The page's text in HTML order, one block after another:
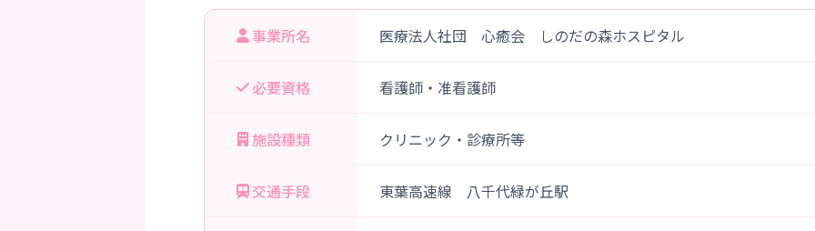
事業所名 医療法人社団 心癒会 しのだの森ホスピタル
必要資格 看護師・准看護師
施設種類 クリニック・診療所等
交通手段 東葉高速線 八千代緑が丘駅